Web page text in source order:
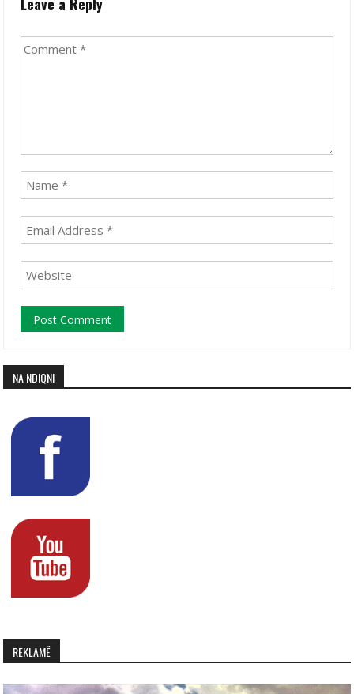
NA NDIQNI
REKLAMË